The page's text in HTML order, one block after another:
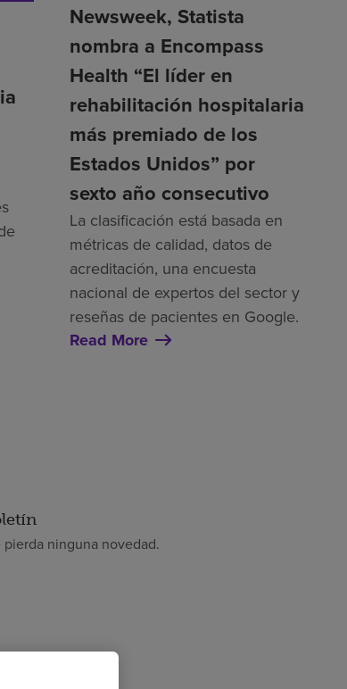
Newsweek, Statista
nombra a Encompass
Health “El líder en
rehabilitación hospitalaria
más premiado de los
Estados Unidos” por
sexto año consecutivo
La clasificación está basada en
métricas de calidad, datos de
acreditación, una encuesta
nacional de expertos del sector y
reseñas de pacientes en Google.
Read More
ninguna novedad.